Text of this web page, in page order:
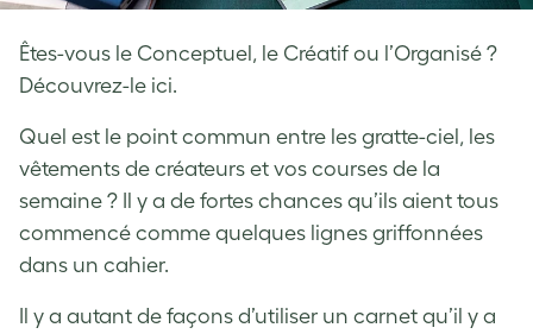
Êtes-vous le Conceptuel, le Créatif ou l’Organisé ?
Découvrez-le ici.
Quel est le point commun entre les gratte-ciel, les
vêtements de créateurs et vos courses de la
semaine ? Il y a de fortes chances qu’ils aient tous
commencé comme quelques lignes griffonnées
dans un cahier.
Il y a autant de façons d’utiliser un carnet qu’il y a